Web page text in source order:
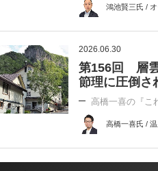
鴻池賢三氏 /
2026.06.30
第156回 層
節理に圧倒さ
高橋一喜の『こ
高橋一喜氏 /